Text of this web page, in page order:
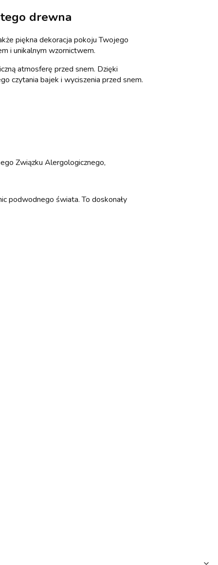
drewna
piękna dekoracja pokoju Twojego
i unikalnym wzornictwem.
atmosferę przed snem. Dzięki
czytania bajek i wyciszenia przed snem.
Związku Alergologicznego,
podwodnego świata. To doskonały